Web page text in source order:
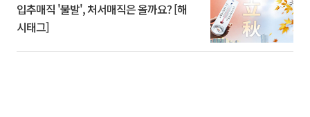
입추매직 '불발', 처서매직은 올까요? [해
시태그]